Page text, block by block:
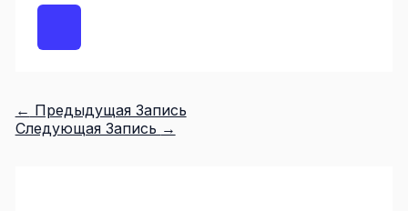
← Предыдущая Запись
Следующая Запись →